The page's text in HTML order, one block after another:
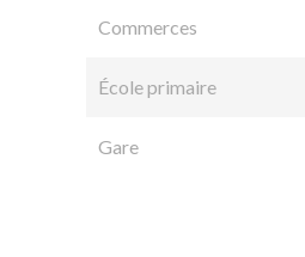
Commerces
École primaire
Gare